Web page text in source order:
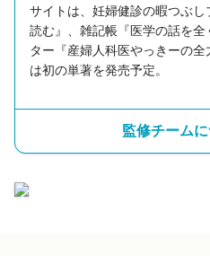
サイトは、妊婦健診の暇つぶ
読む』、雑記帳『医学の話を
ター『産婦人科医やっきーの
は初の単著を発売予定。
監修チーム